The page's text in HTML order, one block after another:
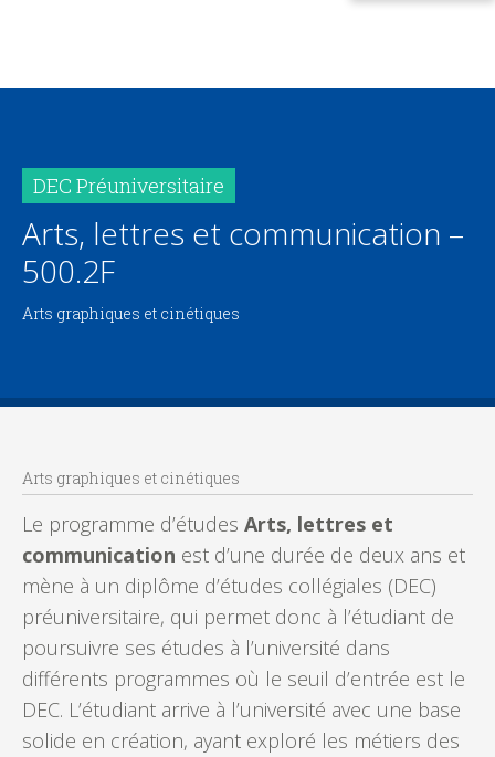
DEC Préuniversitaire
Arts, lettres et communication –
500.2F
Arts graphiques et cinétiques
Arts graphiques et cinétiques
Le programme d’études Arts, lettres et
communication est d’une durée de deux ans et
mène à un diplôme d’études collégiales (DEC)
préuniversitaire, qui permet donc à l’étudiant de
poursuivre ses études à l’université dans
différents programmes où le seuil d’entrée est le
DEC. L’étudiant arrive à l’université avec une base
solide en création, ayant exploré les métiers des